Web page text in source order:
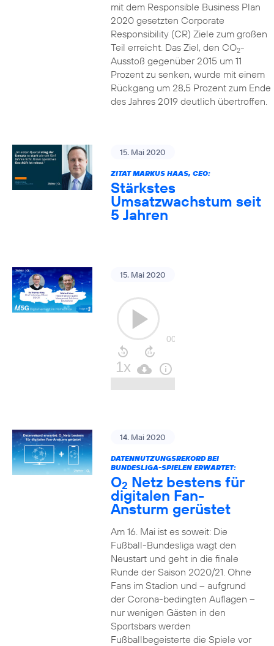
mit dem Responsible Business Plan
2020 gesetzten Corporate
Responsibility (CR) Ziele zum großen
Teil erreicht. Das Ziel, den CO2-
Ausstoß gegenüber 2015 um 11
Prozent zu senken, wurde mit einem
Rückgang um 28,5 Prozent zum Ende
des Jahres 2019 deutlich übertroffen.
15. Mai 2020
ZITAT MARKUS HAAS, CEO:
Stärkstes
Umsatzwachstum seit
5 Jahren
15. Mai 2020
14. Mai 2020
DATENNUTZUNGSREKORD BEI
BUNDESLIGA-SPIELEN ERWARTET:
O2 Netz bestens für
digitalen Fan-
Ansturm gerüstet
Am 16. Mai ist es soweit: Die
Fußball-Bundesliga wagt den
Neustart und geht in die finale
Runde der Saison 2020/21. Ohne
Fans im Stadion und – aufgrund
der Corona-bedingten Auflagen –
nur wenigen Gästen in den
Sportsbars werden
Fußballbegeisterte die Spiele vor